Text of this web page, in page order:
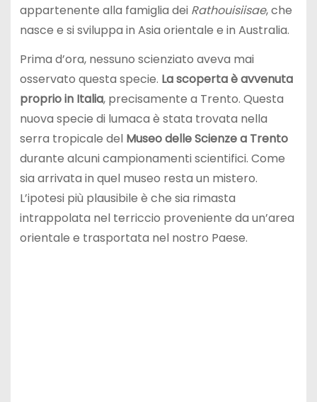
appartenente alla famiglia dei Rathouisiisae, che
nasce e si sviluppa in Asia orientale e in Australia.
Prima d’ora, nessuno scienziato aveva mai
osservato questa specie. La scoperta è avvenuta
proprio in Italia, precisamente a Trento. Questa
nuova specie di lumaca è stata trovata nella
serra tropicale del Museo delle Scienze a Trento
durante alcuni campionamenti scientifici. Come
sia arrivata in quel museo resta un mistero.
L’ipotesi più plausibile è che sia rimasta
intrappolata nel terriccio proveniente da un’area
orientale e trasportata nel nostro Paese.